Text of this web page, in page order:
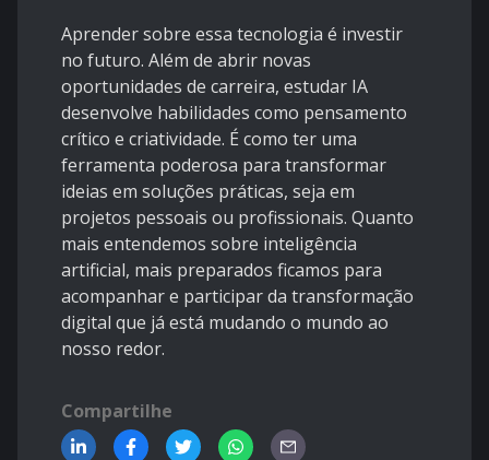
Aprender sobre essa tecnologia é investir
no futuro. Além de abrir novas
oportunidades de carreira, estudar IA
desenvolve habilidades como pensamento
crítico e criatividade. É como ter uma
ferramenta poderosa para transformar
ideias em soluções práticas, seja em
projetos pessoais ou profissionais. Quanto
mais entendemos sobre inteligência
artificial, mais preparados ficamos para
acompanhar e participar da transformação
digital que já está mudando o mundo ao
nosso redor.
Compartilhe